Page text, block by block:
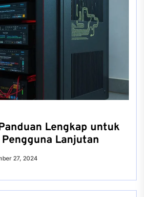
Lengkap untuk
Lanjutan
27, 2024